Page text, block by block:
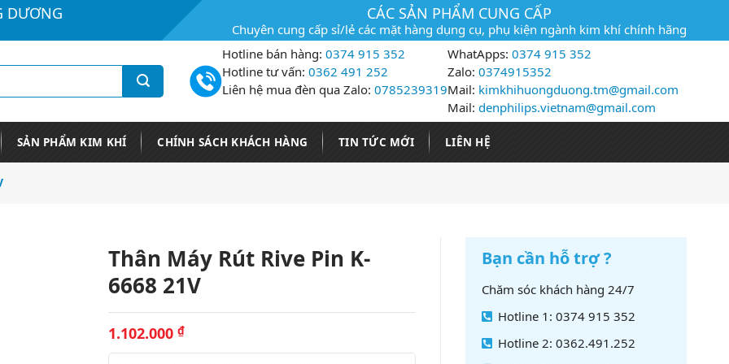
DƯƠNG CÁC SẢN PHẨM CUNG CẤP
Chuyên cung cấp sỉ/lẻ các mặt hàng dụng cụ, phụ kiện ngành kim khí chính hãng
Hotline bán hàng: 0374 915 352
Hotline tư vấn: 0362 491 252
Liên hệ mua đèn qua Zalo: 0785239319
WhatApps: 0374 915 352
Zalo: 0374915352
Mail: kimkhihuongduong.tm@gmail.com
Mail: denphilips.vietnam@gmail.com
SẢN PHẨM KIM KHÍ CHÍNH SÁCH KHÁCH HÀNG TIN TỨC MỚI LIÊN HỆ
Thân Máy Rút Rive Pin K-
6668 21V
1.102.000₫
Bạn cần hỗ trợ ?
Chăm sóc khách hàng 24/7
Hotline 1: 0374 915 352
Hotline 2: 0362.491.252